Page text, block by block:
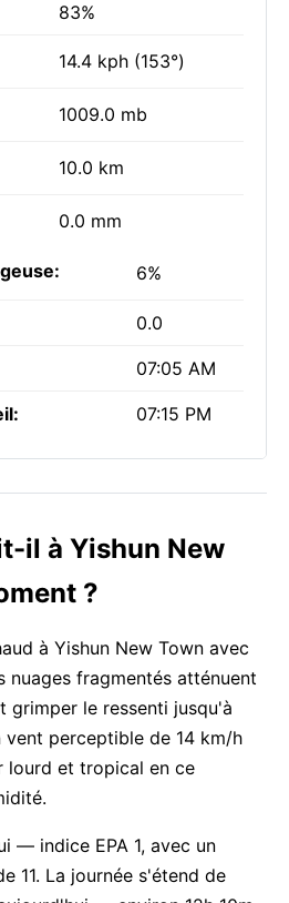
83%
14.4 kph (153°)
1009.0 mb
10.0 km
0.0 mm
6%
0.0
07:05 AM
07:15 PM
il à Yishun New
?
à Yishun New Town avec
nuages fragmentés atténuent
grimper le ressenti jusqu'à
vent perceptible de 14 km/h
lourd et tropical en ce
— indice EPA 1, avec un
11. La journée s'étend de